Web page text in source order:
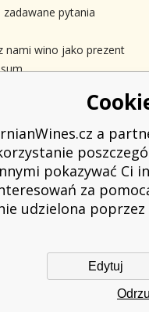
zadawane pytania
nami wino jako prezent
do wystawienia
a
pokazywać Ci
za
udzielona
Edytuj